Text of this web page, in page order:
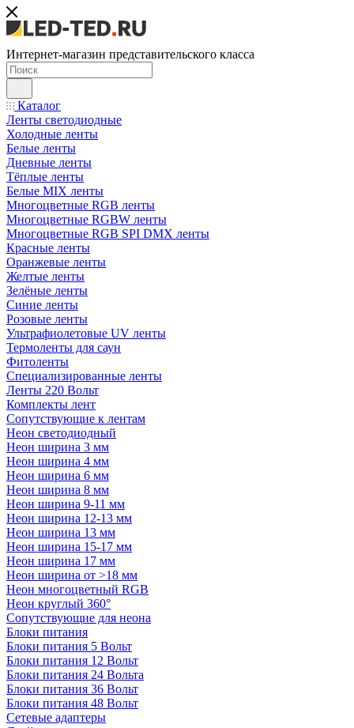
Интернет-магазин представительского класса
Каталог
Ленты светодиодные
Холодные ленты
Белые ленты
Дневные ленты
Тёплые ленты
Белые MIX ленты
Многоцветные RGB ленты
Многоцветные RGBW ленты
Многоцветные RGB SPI DMX ленты
Красные ленты
Оранжевые ленты
Желтые ленты
Зелёные ленты
Синие ленты
Розовые ленты
Ультрафиолетовые UV ленты
Термоленты для саун
Фитоленты
Специализированные ленты
Ленты 220 Вольт
Комплекты лент
Сопутствующие к лентам
Неон светодиодный
Неон ширина 3 мм
Неон ширина 4 мм
Неон ширина 6 мм
Неон ширина 8 мм
Неон ширина 9-11 мм
Неон ширина 12-13 мм
Неон ширина 13 мм
Неон ширина 15-17 мм
Неон ширина 17 мм
Неон ширина от >18 мм
Неон многоцветный RGB
Неон круглый 360°
Сопутствующие для неона
Блоки питания
Блоки питания 5 Вольт
Блоки питания 12 Вольт
Блоки питания 24 Вольта
Блоки питания 36 Вольт
Блоки питания 48 Вольт
Сетевые адаптеры